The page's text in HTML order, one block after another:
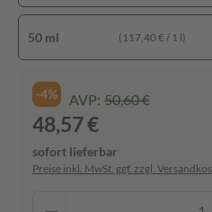
50 ml (117,40 € / 1 l)
-4% AVP: 50,60 €
48,57 €
sofort lieferbar
Preise inkl. MwSt. ggf. zzgl.